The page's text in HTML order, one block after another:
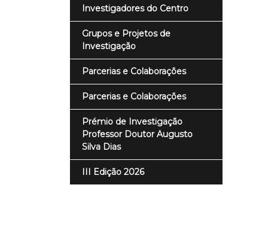
Investigadores do Centro
Grupos e Projetos de
Investigação
Parcerias e Colaborações
Parcerias e Colaborações
Prémio de Investigação
Professor Doutor Augusto
Silva Dias
III Edição 2026